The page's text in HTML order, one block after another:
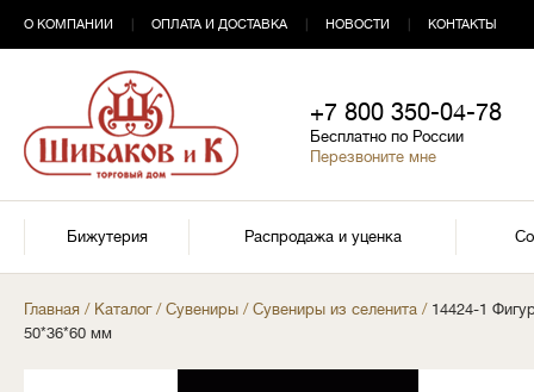
О КОМПАНИИ ОПЛАТА И ДОСТАВКА НОВОСТИ КОНТАКТЫ
+7 800 350-04-78
Бесплатно по России
Перезвоните мне
Бижутерия Распродажа и уценка
Главная / Каталог/ Сувениры / Сувениры из селенита / 14424-1
50*36*60 мм